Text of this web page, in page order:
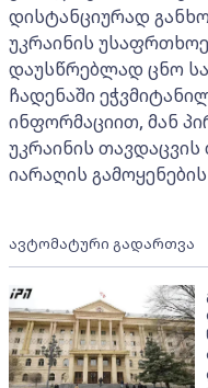
დისტანციურად
უკრაინის
დაუსწრებლად ცნო
ჩადენაში
ინფორმაციით, მან
უკრაინის თავდაცვის
იარაღის
ავტომატური გადართვა